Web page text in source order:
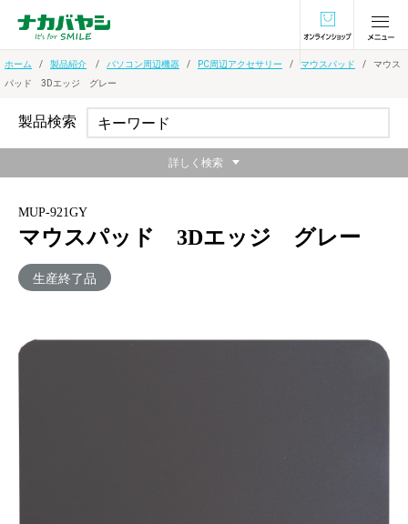
オンラインショ
ホーム 製品紹介 パソコン周辺機器 PC周辺アクセサリー マウスパッド
マウス
パッド 3Dエッジ グレー
MUP-921GY
マウスパッド 3Dエッジ グレー
生産終了品
適度に滑って止まりやすいマウスパッド
製品検索
詳しく検索